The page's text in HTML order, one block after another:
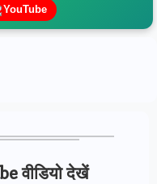
YouTube
वीडियो देखें